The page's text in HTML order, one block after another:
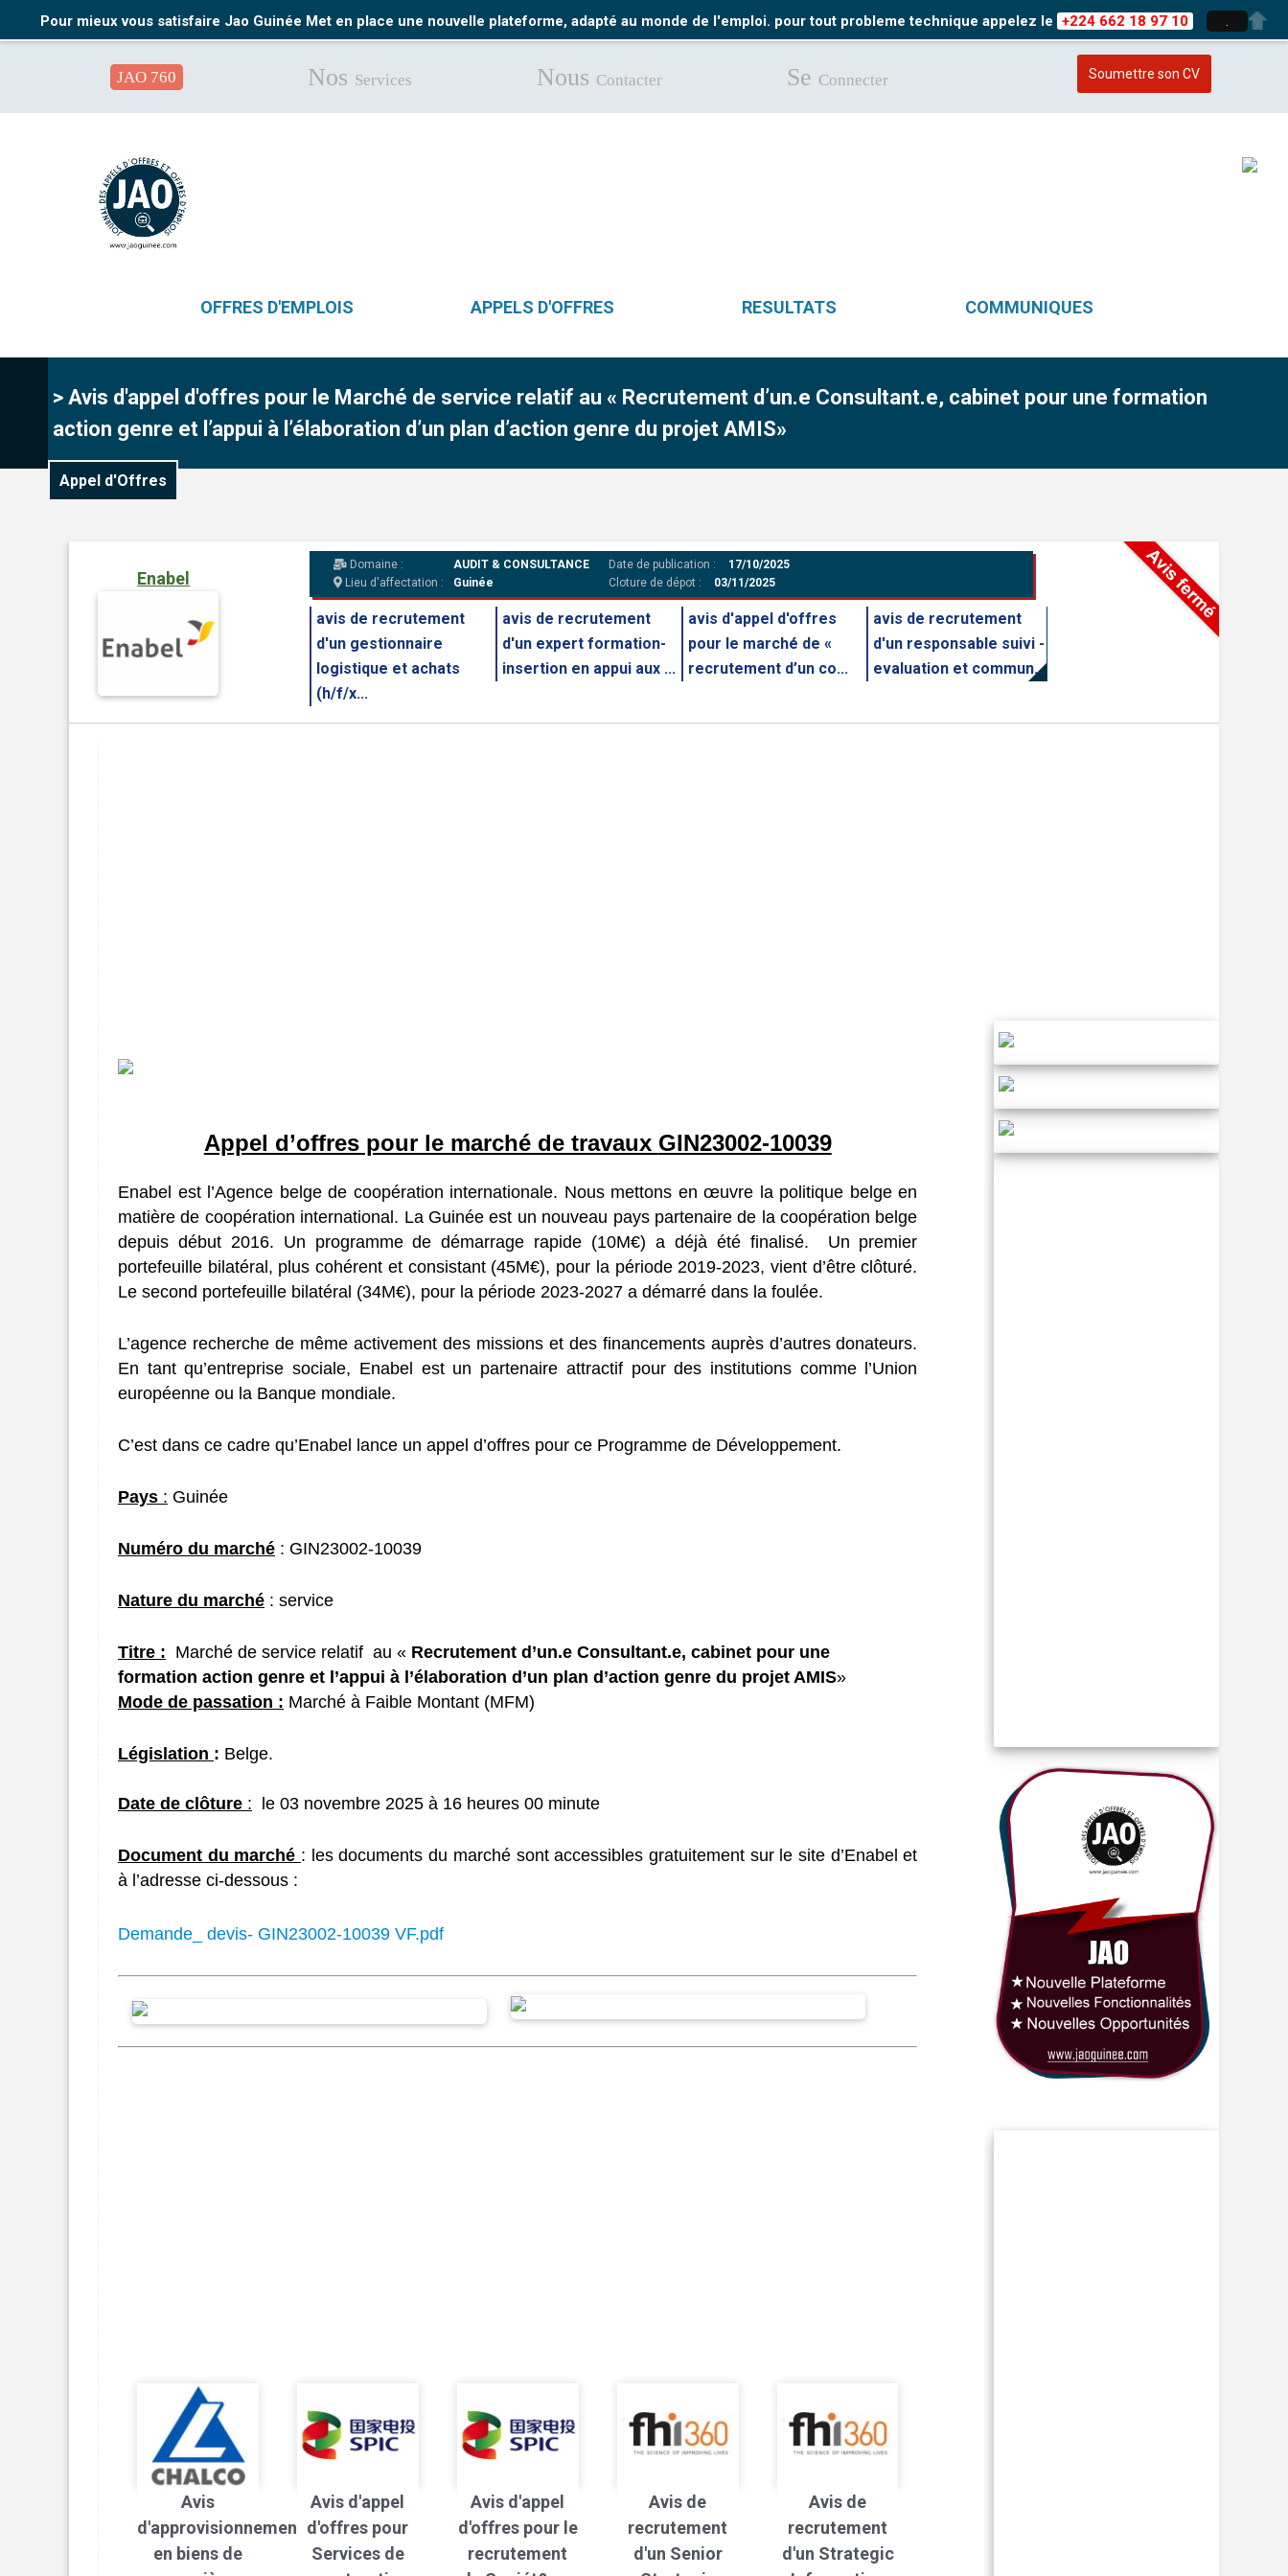
Pour mieux vous satisfaire Jao Guinée Met en place une nouvelle plateforme, adapté au monde de l'emploi. pour tout probleme technique appelez le +224 662 18 97 10
JAO 760 Nos Services Nous Contacter Se Connecter Soumettre son CV
OFFRES D'EMPLOIS APPELS D'OFFRES RESULTATS COMMUNIQUES
> Avis d'appel d'offres pour le Marché de service relatif au « Recrutement d’un.e Consultant.e, cabinet pour une formation
action genre et l’appui à l’élaboration d’un plan d’action genre du projet AMIS»
Appel d'Offres
Enabel
Domaine :
AUDIT & CONSULTANCE
Lieu d'affectation :
Guinée
Date de publication :
17/10/2025
Cloture de dépot :
03/11/2025
avis de recrutement
d'un gestionnaire
logistique et achats
(h/f/x...
avis de recrutement
d'un expert formation-
insertion en appui aux ...
avis d'appel d'offres
pour le marché de «
recrutement d’un co...
avis de recrutement
d'un responsable suivi -
evaluation et commun...
Appel d’offres pour le marché de travaux GIN23002-10039
Enabel est l’Agence belge de coopération internationale. Nous mettons en œuvre la politique belge en
matière de coopération international. La Guinée est un nouveau pays partenaire de la coopération belge
depuis début 2016. Un programme de démarrage rapide (10M€) a déjà été finalisé. Un premier
portefeuille bilatéral, plus cohérent et consistant (45M€), pour la période 2019-2023, vient d’être clôturé.
Le second portefeuille bilatéral (34M€), pour la période 2023-2027 a démarré dans la foulée.
L’agence recherche de même activement des missions et des financements auprès d’autres donateurs.
En tant qu’entreprise sociale, Enabel est un partenaire attractif pour des institutions comme l’Union
européenne ou la Banque mondiale.
C’est dans ce cadre qu’Enabel lance un appel d’offres pour ce Programme de Développement.
Pays : Guinée
Numéro du marché : GIN23002-10039
Nature du marché : service
Titre : Marché de service relatif au « Recrutement d’un.e Consultant.e, cabinet pour une
formation action genre et l’appui à l’élaboration d’un plan d’action genre du projet AMIS»
Mode de passation : Marché à Faible Montant (MFM)
Législation : Belge.
Date de clôture : le 03 novembre 2025 à 16 heures 00 minute
Document du marché : les documents du marché sont accessibles gratuitement sur le site d’Enabel et
à l’adresse ci-dessous :
Demande_ devis- GIN23002-10039 VF.pdf
Avis
d'approvisionnement
en biens de
Avis d'appel
d'offres pour
Services de
Avis d'appel
d'offres pour le
recrutement
Avis de
recrutement
d'un Senior
Avis de
recrutement
d'un Strategic